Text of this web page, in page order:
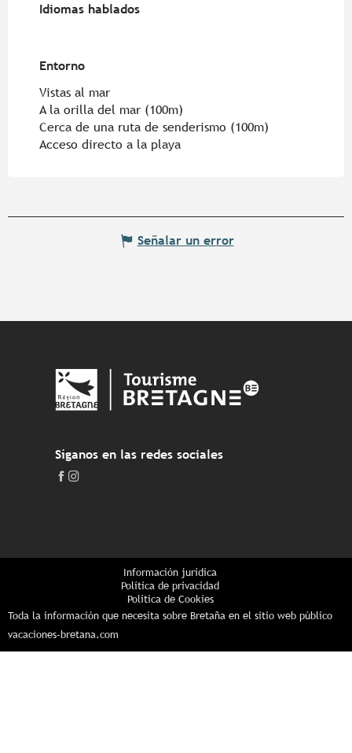
Idiomas hablados
Idiomas hablados
Entorno
Entorno
Vistas al mar
A la orilla del mar (100m)
Cerca de una ruta de senderismo (100m)
Acceso directo a la playa
Señalar un error
Síganos en las redes sociales
Información jurídica
Política de privacidad
Política de Cookies
Toda la información que necesita sobre Bretaña en el sitio web público
vacaciones-bretana.com